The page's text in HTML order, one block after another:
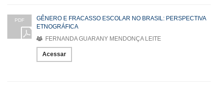
PDF
GÊNERO E FRACASSO ESCOLAR NO BRASIL: PERSPECTIVA
ETNOGRÁFICA
FERNANDA GUARANY MENDONÇA LEITE
Acessar